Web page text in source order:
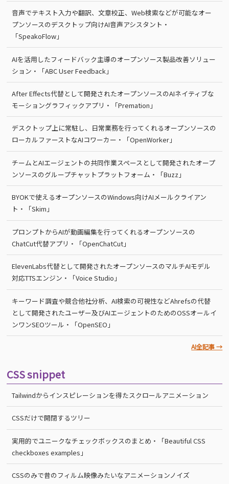
音声でテキスト入力や翻訳、文章校正、Web検索などが可能なオー
プンソースのデスクトップ向けAI音声アシスタント・
「SpeakoFlow」
AIを活用したフィードバック主導のオープンソース製品改善ソリュー
ション・「ABC User Feedback」
After Effects代替として開発されたオープンソースのAIネイティブな
モーショングラフィックアプリ・「Premation」
デスクトップ上に常駐し、日常業務を行ってくれるオープンソースの
ローカルファーストなAIコワーカー・「OpenWorker」
チームとAIエージェントの共同作業スペースとして開発されたオープ
ンソースのグループチャットプラットフォーム・「Buzz」
BYOKで使えるオープンソースのWindows向けAIメールクライアン
ト・「Skim」
プロンプトからAIが動画編集を行ってくれるオープンソースの
ChatCut代替アプリ・「OpenChatCut」
ElevenLabs代替として開発されたオープンソースのマルチAIモデル
対応TTSエンジン・「Voice Studio」
キーワード調査や競合他社分析、AI検索の可視性などAhrefsの代替
として開発されたユーザー及びAIエージェントのためのOSSオールイ
ンワンSEOツール・「OpenSEO」
AI全記事 →
CSS snippet
Tailwindからインスピレーションを得たスクロールアニメーション
CSSだけで開閉するツリー
実用的でユニークなチェックボックスのまとめ・「Beautiful CSS
checkboxes examples」
CSSのみで昔のフィルム映像みたいなアニメーションノイズ